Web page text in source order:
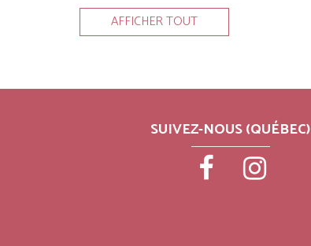
AFFICHER TOUT
SUIVEZ-NOUS (QUÉBEC)